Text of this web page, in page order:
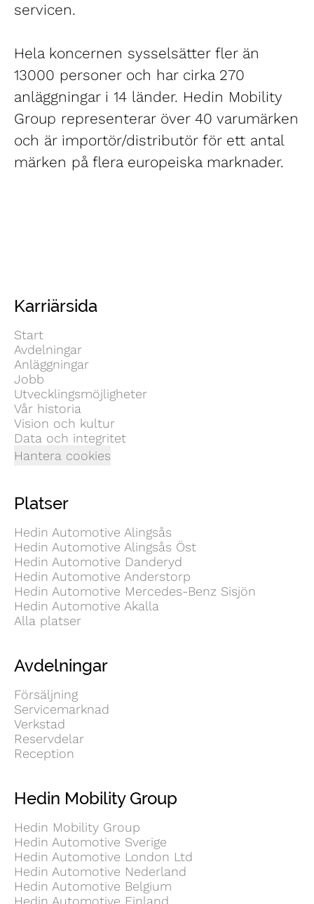
servicen.
Hela koncernen sysselsätter fler än
13000 personer och har cirka 270
anläggningar i 14 länder. Hedin Mobility
Group representerar över 40 varumärken
och är importör/distributör för ett antal
märken på flera europeiska marknader.
Karriärsida
Start
Avdelningar
Anläggningar
Jobb
Utvecklingsmöjligheter
Vår historia
Vision och kultur
Data och integritet
Hantera cookies
Platser
Hedin Automotive Alingsås
Hedin Automotive Alingsås Öst
Hedin Automotive Danderyd
Hedin Automotive Anderstorp
Hedin Automotive Mercedes-Benz Sisjön
Hedin Automotive Akalla
Alla platser
Avdelningar
Försäljning
Servicemarknad
Verkstad
Reservdelar
Reception
Hedin Mobility Group
Hedin Mobility Group
Hedin Automotive Sverige
Hedin Automotive London Ltd
Hedin Automotive Nederland
Hedin Automotive Belgium
Hedin Automotive Finland